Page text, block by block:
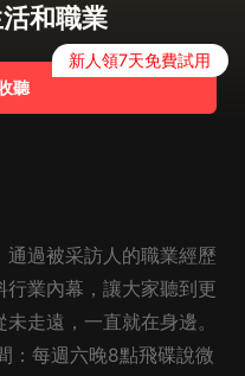
和職業
聽
新人領7天免費試用
過被采訪人的職業經歷
業內幕，讓大家聽到更
走遠，一直就在身邊。
：每週六晚8點飛碟說微